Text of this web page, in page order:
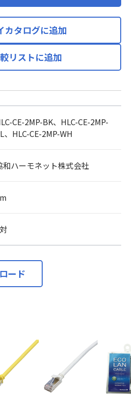
カタログに追加
リストに追加
CE-2MP-BK、HLC-CE-2MP-
、HLC-CE-2MP-WH
和ハーモネット株式会社
ード